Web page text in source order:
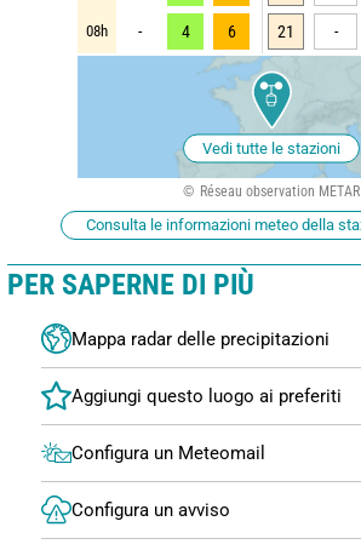
08h - 4 6 21 -
Vedi tutte le stazioni
Réseau observation METAR
Consulta le informazioni meteo della
PER SAPERNE DI PIÙ
Mappa radar delle precipitazioni
Configura un Meteomail
Configura un avviso